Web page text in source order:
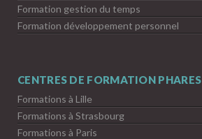
Formation gestion du temps
Formation développement personnel
CENTRES DE FORMATION PHARES
Formations à Lille
Formations à Strasbourg
Formations à Paris